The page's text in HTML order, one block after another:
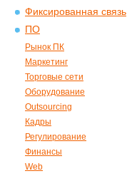
Фиксированная связь
ПО
Рынок ПК
Маркетинг
Торговые сети
Оборудование
Outsourcing
Кадры
Регулирование
Финансы
Web